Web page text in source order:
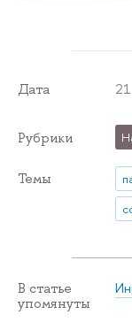
Дата
Рубрики
Темы
В статье
упомянуты